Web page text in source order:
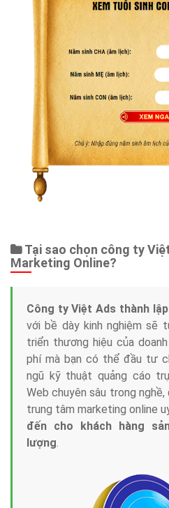
Tại sao chọn công ty
Marketing Online?
Công ty Việt Ads thành
với bề dày kinh nghiệm sẽ
triển thương hiệu của
phí mà bạn có thể đầu tư
ngũ kỹ thuật quảng cáo
Web chuyên sâu trong
trung tâm marketing online
đến cho khách hàng
lượng.